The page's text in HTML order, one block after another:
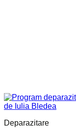
Deparazitare